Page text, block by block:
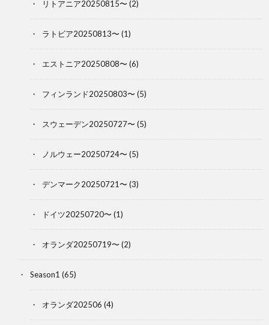
リトアニア20250815〜 (2)
ラトビア20250813〜 (1)
エストニア20250808〜 (6)
フィンランド20250803〜 (5)
スウェーデン20250727〜 (5)
ノルウェー20250724〜 (5)
デンマーク20250721〜 (3)
ドイツ20250720〜 (1)
オランダ20250719〜 (2)
Season1 (65)
オランダ202506 (4)